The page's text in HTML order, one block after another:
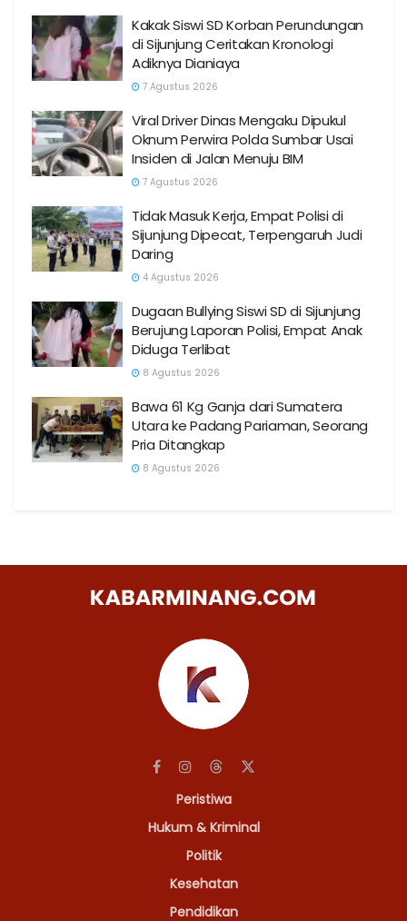
Kakak Siswi SD Korban Perundungan
di Sijunjung Ceritakan Kronologi
Adiknya Dianiaya
7 Agustus 2026
Viral Driver Dinas Mengaku Dipukul
Oknum Perwira Polda Sumbar Usai
Insiden di Jalan Menuju BIM
7 Agustus 2026
Tidak Masuk Kerja, Empat Polisi di
Sijunjung Dipecat, Terpengaruh Judi
Daring
4 Agustus 2026
Dugaan Bullying Siswi SD di Sijunjung
Berujung Laporan Polisi, Empat Anak
Diduga Terlibat
8 Agustus 2026
Bawa 61 Kg Ganja dari Sumatera
Utara ke Padang Pariaman, Seorang
Pria Ditangkap
8 Agustus 2026
Peristiwa
Hukum & Kriminal
Politik
Kesehatan
Pendidikan